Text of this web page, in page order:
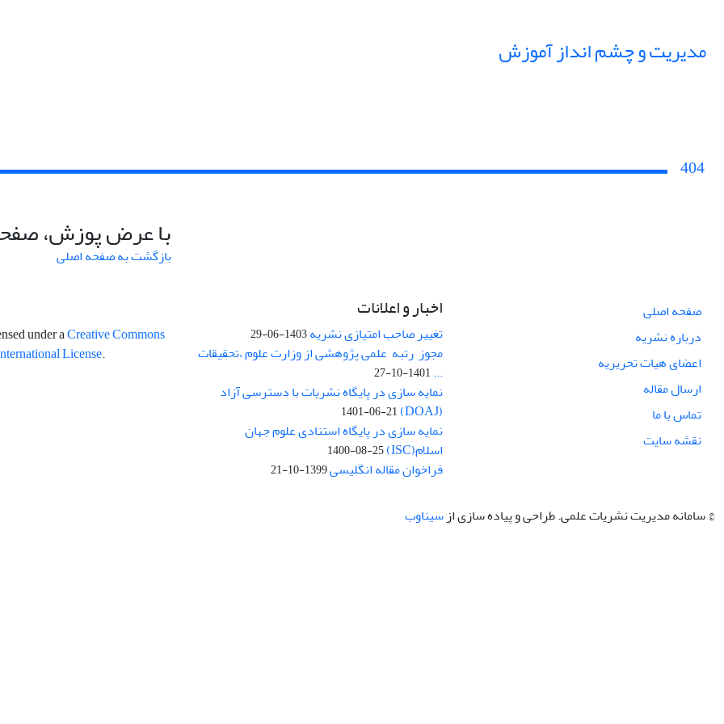
مدیریت و چشم انداز آموزش
404
با عرض پوزش،
بازگشت به صفحه اصلی
صفحه اصلی
درباره نشریه
اعضای هیات تحریریه
ارسال مقاله
تماس با ما
نقشه سایت
اخبار و اعلانات
تغییر صاحب امتیازی نشریه1403-06-29
مجوز رتبه علمی پژوهشی از وزارت علوم ،تحقیقات
...
1401-10-27
نمایه سازی در پایگاه نشریات با دسترسی آزاد
(DOAJ)
1401-06-21
نمایه سازی در پایگاه استنادی علوم جهان
اسلام(ISC)
1400-08-25
فراخوان مقاله انگلیسی1399-10-21
under aCreative Commons
License.
© سامانه مدیریت نشریات علمی.طراحی و پیاده سازی از سیناوب